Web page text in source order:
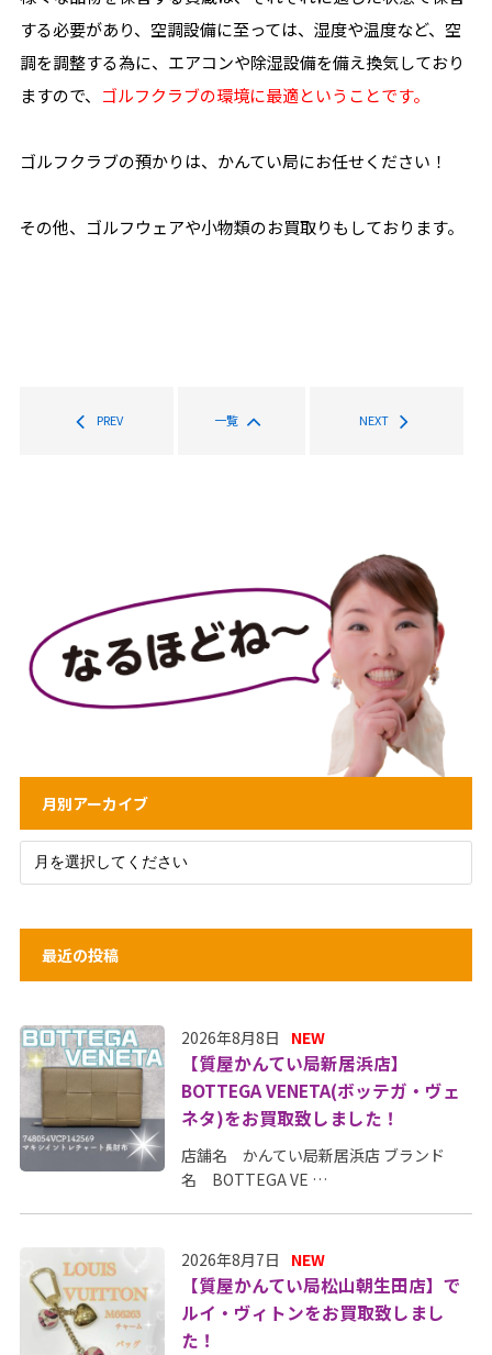
する必要があり、空調設備に至っては、湿度や温度など、空
調を調整する為に、エアコンや除湿設備を備え換気しており
ますので、 ゴルフクラブの環境に最適ということです。
ゴルフクラブの預かりは、かんてい局にお任せください！
その他、ゴルフウェアや小物類のお買取りもしております。
PREV 一覧 NEXT
月別アーカイブ
最近の投稿
2026年8月8日 NEW
【質屋かんてい局新居浜店】
BOTTEGA VENETA(ボッテガ・ヴェ
ネタ)をお買取致しました！
店舗名 かんてい局新居浜店 ブランド
名 BOTTEGA VE …
2026年8月7日 NEW
【質屋かんてい局松山朝生田店】で
ルイ・ヴィトンをお買取致しまし
た！